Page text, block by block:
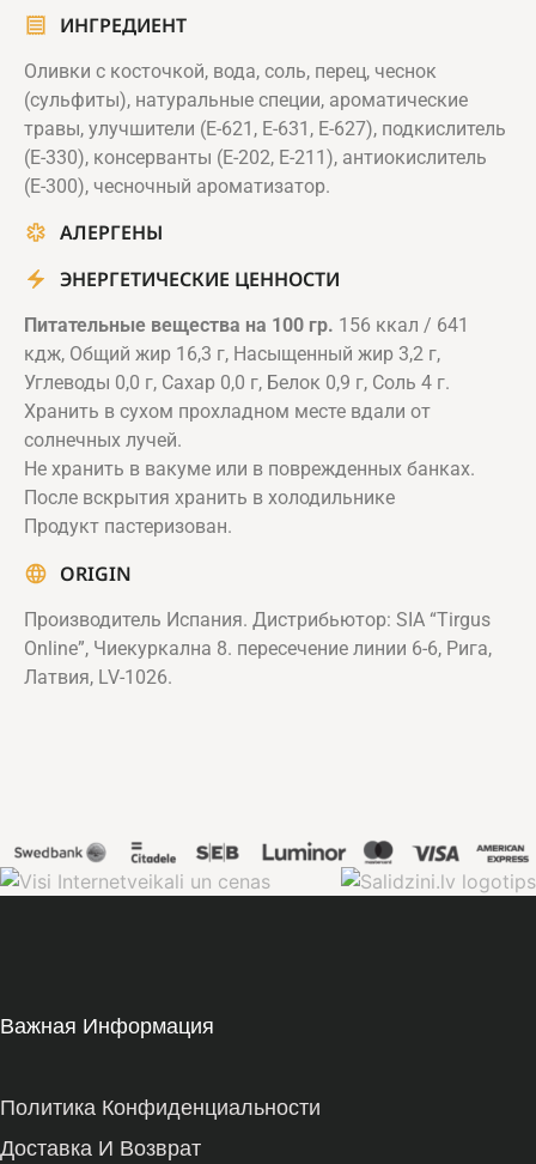
ИНГРЕДИЕНТ
Оливки с косточкой, вода, соль, перец, чеснок
(сульфиты), натуральные специи, ароматические
травы, улучшители (Е-621, Е-631, Е-627), подкислитель
(Е-330), консерванты (Е-202, Е-211), антиокислитель
(Е-300), чесночный ароматизатор.
АЛЕРГЕНЫ
ЭНЕРГЕТИЧЕСКИЕ ЦЕННОСТИ
Питательные вещества на 100 гр. 156 ккал / 641
кдж, Общий жир 16,3 г, Насыщенный жир 3,2 г,
Углеводы 0,0 г, Сахар 0,0 г, Белок 0,9 г, Соль 4 г.
Хранить в сухом прохладном месте вдали от
солнечных лучей.
Не хранить в вакуме или в поврежденных банках.
После вскрытия хранить в холодильнике
Продукт пастеризован.
ORIGIN
Производитель Испания. Дистрибьютор: SIA “Tirgus
Online”, Чиекуркална 8. пересечение линии 6-6, Рига,
Латвия, LV-1026.
Важная Информация
Политика Конфиденциальности
Доставка И Возврат